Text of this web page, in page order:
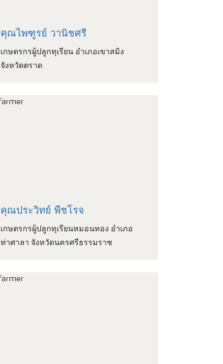
คุณไพฑูรย์ วานิชศรี
เกษตรกรผู้ปลูกทุเรียน อำเภอเขาสมิง
จังหวัดตราด
คุณประวิทย์ พืชโรจ
เกษตรกรผู้ปลูกทุเรียนหมอนทอง อำเภอ
ท่าศาลา จังหวัดนครศรีธรรมราช